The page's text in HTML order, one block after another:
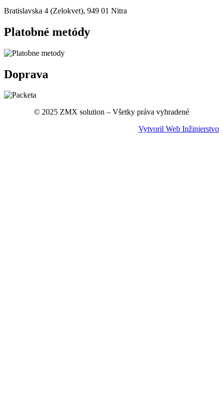
Bratislavska 4 (Zelokvet), 949 01 Nitra
Platobné metódy
Doprava
© 2025 ZMX solution – Všetky práva vyhradené
Vytvoril Web Inžinierstvo